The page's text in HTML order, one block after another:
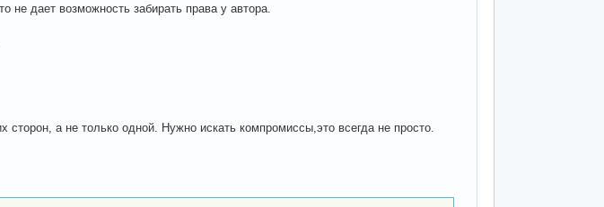
не дает возможность забирать права у автора.
сторон, а не только одной. Нужно искать компромиссы,это всегда не просто.